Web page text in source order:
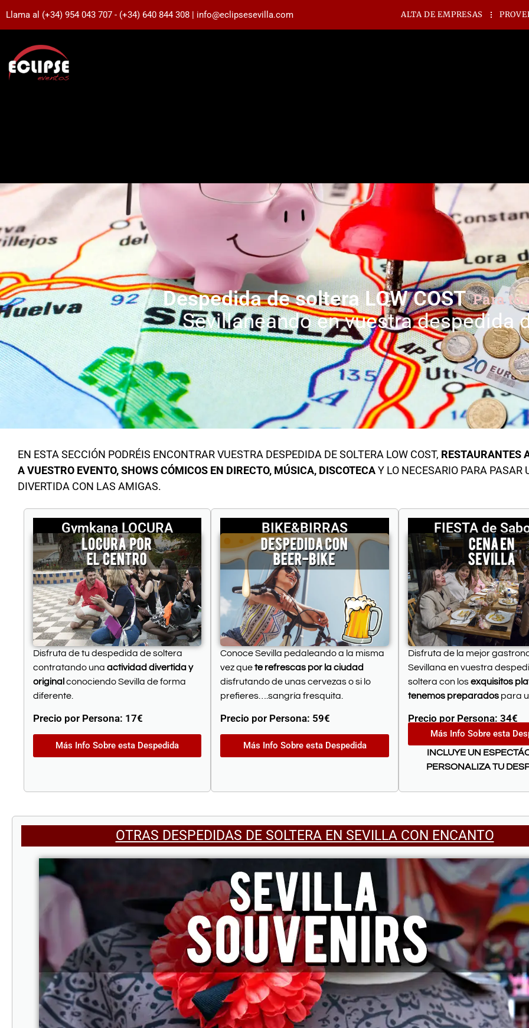
Llama al (+34) 954 043 707 - (+34) 640 844 308 | info@eclipsesevilla.com ALTA DE EMPRESAS
Despedida de soltera LOW COST Para
Sevillaneando en vuestra despedida
EN ESTA SECCIÓN PODRÉIS ENCONTRAR VUESTRA DESPEDIDA DE SOLTERA LOW COST, RESTAURANTES
A VUESTRO EVENTO, SHOWS CÓMICOS EN DIRECTO, MÚSICA, DISCOTECAY LO NECESARIO PARA PASAR
DIVERTIDA CON LAS AMIGAS.
Gymkana LOCURA
Disfruta de tu despedida de soltera
contratando una actividad divertida y
original conociendo Sevilla de forma
diferente.
Precio por Persona: 17€
Más Info Sobre esta Despedida
BIKE&BIRRAS
Conoce Sevilla pedaleando a la misma
vez quete refrescas por la ciudad
disfrutando de unas cervezas o si lo
prefieres….sangría fresquita.
Precio por Persona: 59€
Más Info Sobre esta Despedida
FIESTA de
Disfruta de la mejor
Sevillana en vuestra
soltera con losexquisitos
tenemos preparadospara
Precio por Persona: 34€
Más Info Sobre esta
INCLUYE UN
PERSONALIZA TU
OTRAS DESPEDIDAS DE SOLTERA EN SEVILLA CON ENCANTO